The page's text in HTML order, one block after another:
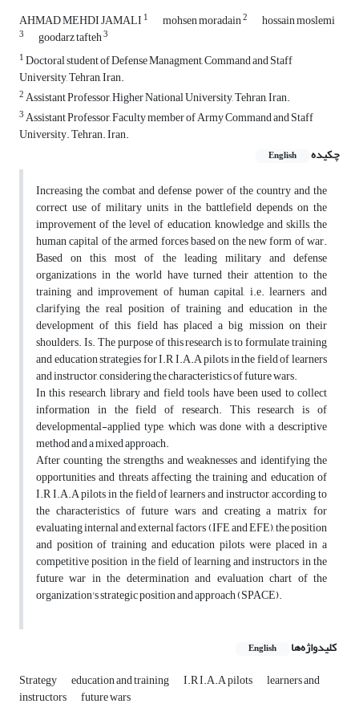
AHMAD MEHDI JAMALI 1 mohsen moradain2 hossain moslemi
3 goodarz tafteh3
1Doctoral student of Defense Managment, Command and Staff
University, Tehran, Iran.
2Assistant Professor, Higher National University, Tehran, Iran.
3Assistant Professor, Faculty member of Army Command and Staff
University. Tehran. Iran.
چکیده
English
Increasing the combat and defense power of the country and the
correct use of military units in the battlefield depends on the
improvement of the level of education, knowledge and skills, the
human capital of the armed forces based on the new form of war.
Based on this, most of the leading military and defense
organizations in the world have turned their attention to the
training and improvement of human capital, i.e. learners, and
clarifying the real position of training and education in the
development of this field has placed a big mission on their
shoulders. Is. The purpose of this research is to formulate training
and education strategies for I.R I.A.A pilots in the field of learners
and instructor, considering the characteristics of future wars.
In this research, library and field tools have been used to collect
information in the field of research. This research is of
developmental-applied type, which was done with a descriptive
method and a mixed approach.
After counting the strengths and weaknesses and identifying the
opportunities and threats affecting the training and education of
I.R I.A.A pilots in the field of learners and instructor, according to
the characteristics of future wars and creating a matrix for
evaluating internal and external factors (IFE and EFE), the position
and position of training and education pilots were placed in a
competitive position in the field of learning and instructors in the
future war in the determination and evaluation chart of the
organization's strategic position and approach (SPACE).
کلیدواژه‌ها English
Strategy education and training I.R I.A.A pilots learners and
instructors future wars